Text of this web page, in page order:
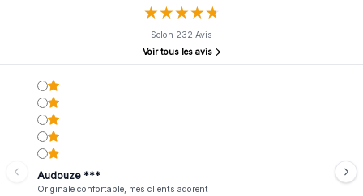
★★★★★
★★★★★
Selon 232 Avis
Voir tous les avis
Audouze ***
Originale confortable, mes clients adorent